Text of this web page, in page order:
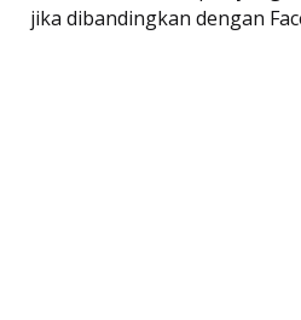
jika dibandingkan dengan